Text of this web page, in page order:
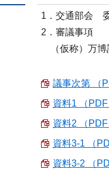
1．交通部会
2．審議事項
（仮称）万博
議事次第 （
資料1 （PDF
資料2 （PDF
資料3-1 （
資料3-2 （